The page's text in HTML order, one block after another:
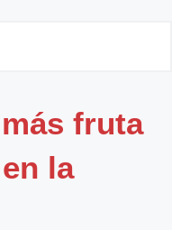
fruta
la